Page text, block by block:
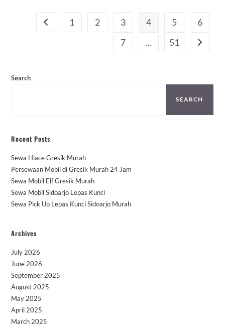
Go to the previous page
1 2 3 4 5
6
7
… 51 Go to
Search
SEARCH
Recent Posts
Sewa Hiace Gresik Murah
Persewaan Mobil di Gresik Murah 24 Jam
Sewa Mobil Elf Gresik Murah
Sewa Mobil Sidoarjo Lepas Kunci
Sewa Pick Up Lepas Kunci Sidoarjo Murah
Archives
July 2026
June 2026
September 2025
August 2025
May 2025
April 2025
March 2025